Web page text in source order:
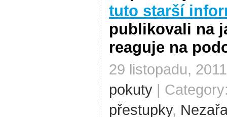
tuto starší
publikovali na
reaguje na
29 listopadu,
pokuty |
přestupky,